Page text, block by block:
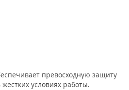
превосходную защиту
условиях работы.